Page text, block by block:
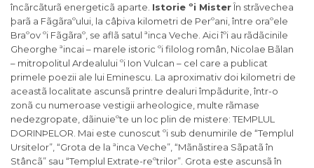
încãrcãturã energeticã aparte. Istorie ºi MisterÎn strãvechea
þarã a Fãgãraºului, la câþiva kilometri de Perºani, între oraºele
Braºov ºi Fãgãraº, se aflã satul ªinca Veche. Aici îºi au rãdãcinile
Gheorghe ªincai – marele istoric ºi filolog român, Nicolae Bãlan
– mitropolitul Ardealului ºi Ion Vulcan – cel care a publicat
primele poezii ale lui Eminescu. La aproximativ doi kilometri de
aceastã localitate ascunsã printre dealuri împãdurite, într-o
zonã cu numeroase vestigii arheologice, multe rãmase
nedezgropate, dãinuieºte un loc plin de mistere: TEMPLUL
DORINÞELOR. Mai este cunoscut ºi sub denumirile de “Templul
Ursitelor”, “Grota de la ªinca Veche”, “Mãnãstirea Sãpatã în
Stâncã” sau “Templul Extrate-reºtrilor”. Grota este ascunsã în